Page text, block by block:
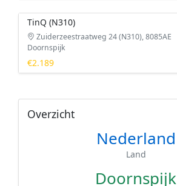
TinQ (N310)
Zuiderzeestraatweg 24 (N310), 8085AE
Doornspijk
€2.189
Overzicht
Nederland
Land
Doornspijk